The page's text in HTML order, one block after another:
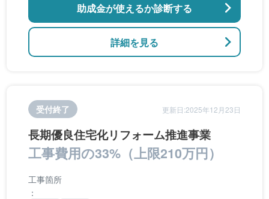
詳細を見る
助成金が使えるか診断する
受付終了 更新日:2025年12月23日
長期優良住宅化リフォーム推進事業
工事費用の33%（上限210万円）
工事箇所
：